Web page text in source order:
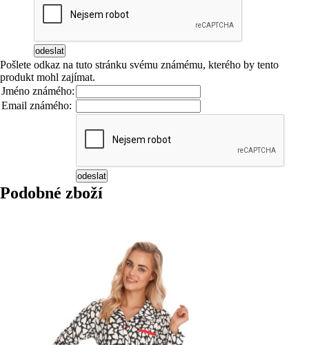
Pošlete odkaz na tuto stránku svému známému, kterého by tento
produkt mohl zajímat.
Jméno známého:
Email známého:
Podobné zboží